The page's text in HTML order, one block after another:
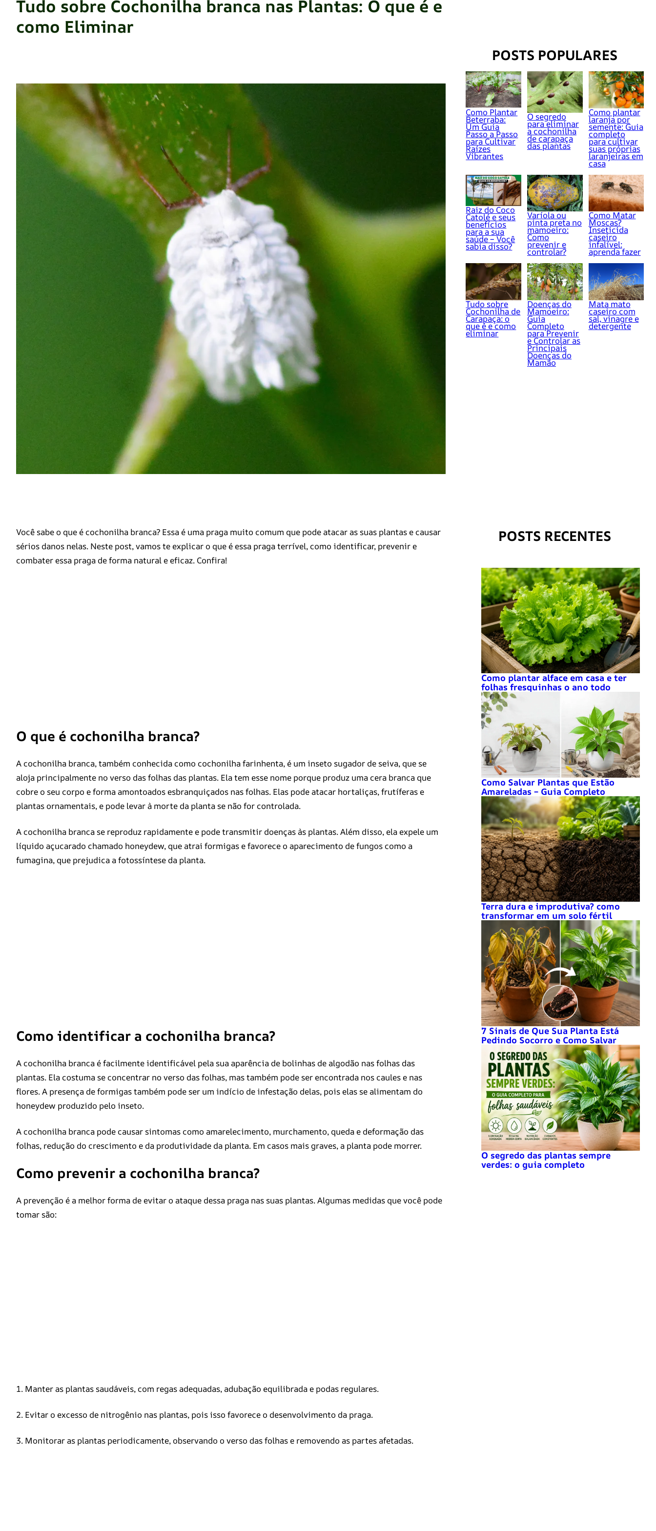
Tudo sobre Cochonilha branca nas Plantas: O que é e
como Eliminar
Você sabe o que é cochonilha branca? Essa é uma praga muito comum que pode atacar as suas plantas e causar
sérios danos nelas. Neste post, vamos te explicar o que é essa praga terrível, como identificar, prevenir e
combater essa praga de forma natural e eficaz. Confira!
O que é cochonilha branca?
A cochonilha branca, também conhecida como cochonilha farinhenta, é um inseto sugador de seiva, que se
aloja principalmente no verso das folhas das plantas. Ela tem esse nome porque produz uma cera branca que
cobre o seu corpo e forma amontoados esbranquiçados nas folhas. Elas pode atacar hortaliças, frutíferas e
plantas ornamentais, e pode levar à morte da planta se não for controlada.
A cochonilha branca se reproduz rapidamente e pode transmitir doenças às plantas. Além disso, ela expele um
líquido açucarado chamado honeydew, que atrai formigas e favorece o aparecimento de fungos como a
fumagina, que prejudica a fotossíntese da planta.
Como identificar a cochonilha branca?
A cochonilha branca é facilmente identificável pela sua aparência de bolinhas de algodão nas folhas das
plantas. Ela costuma se concentrar no verso das folhas, mas também pode ser encontrada nos caules e nas
flores. A presença de formigas também pode ser um indício de infestação delas, pois elas se alimentam do
honeydew produzido pelo inseto.
A cochonilha branca pode causar sintomas como amarelecimento, murchamento, queda e deformação das
folhas, redução do crescimento e da produtividade da planta. Em casos mais graves, a planta pode morrer.
Como prevenir a cochonilha branca?
A prevenção é a melhor forma de evitar o ataque dessa praga nas suas plantas. Algumas medidas que você pode
tomar são:
1. Manter as plantas saudáveis, com regas adequadas, adubação equilibrada e podas regulares.
2. Evitar o excesso de nitrogênio nas plantas, pois isso favorece o desenvolvimento da praga.
3. Monitorar as plantas periodicamente, observando o verso das folhas e removendo as partes afetadas.
POSTS POPULARES
Como Plantar
Beterraba:
Um Guia
Passo a Passo
para Cultivar
Raízes
Vibrantes
O segredo
para eliminar
a cochonilha
de carapaça
das plantas
Como plantar
laranja por
semente: Guia
completo
para cultivar
suas próprias
laranjeiras em
casa
Raiz do Coco
Catolé e seus
benefícios
para a sua
saúde – Você
sabia disso?
Varíola ou
pinta preta no
mamoeiro:
Como
prevenir e
controlar?
Como Matar
Moscas?
Inseticida
caseiro
infalível:
aprenda fazer
Tudo sobre
Cochonilha de
Carapaça: o
que é e como
eliminar
Doenças do
Mamoeiro:
Guia
Completo
para Prevenir
e Controlar as
Principais
Doenças do
Mamão
Mata mato
caseiro com
sal, vinagre e
detergente
POSTS RECENTES
Como plantar alface em casa e ter
folhas fresquinhas o ano todo
Como Salvar Plantas que Estão
Amareladas – Guia Completo
Terra dura e improdutiva? como
transformar em um solo fértil
7 Sinais de Que Sua Planta Está
Pedindo Socorro e Como Salvar
O segredo das plantas sempre
verdes: o guia completo